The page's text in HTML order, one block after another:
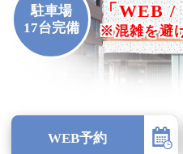
駐車場
17台完備
「WEB /
※混雑を避
WEB予約